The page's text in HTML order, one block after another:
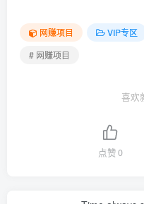
网赚项目 VIP专区
# 网赚项目
喜欢
点赞0